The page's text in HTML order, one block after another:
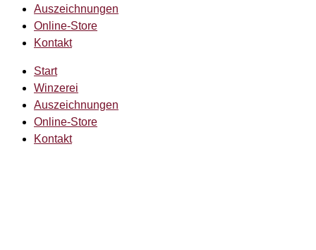
Auszeichnungen
Online-Store
Kontakt
Start
Winzerei
Auszeichnungen
Online-Store
Kontakt